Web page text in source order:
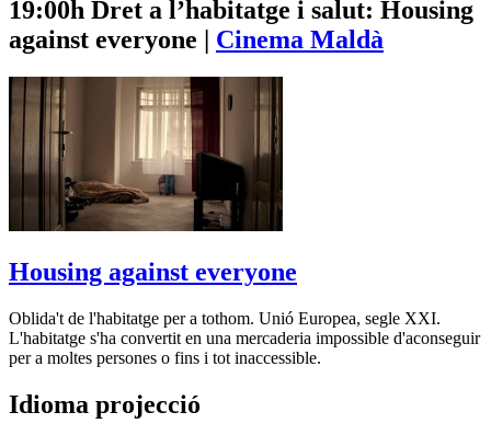
19:00h Dret a l’habitatge i salut: Housing
against everyone | Cinema Maldà
Housing against everyone
Oblida't de l'habitatge per a tothom. Unió Europea, segle XXI.
L'habitatge s'ha convertit en una mercaderia impossible d'aconseguir
per a moltes persones o fins i tot inaccessible.
Idioma projecció